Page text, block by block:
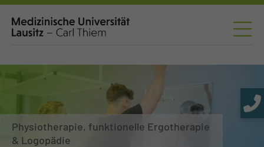
Physiotherapie, funktionelle Ergotherapie
& Logopädie